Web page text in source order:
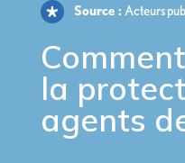
Source : Acteurs
la
agents